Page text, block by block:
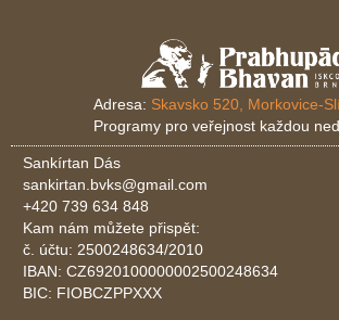
Adresa: Skavsko 520, Morkovice-
Programy pro veřejnost každou
Sankírtan Dás
sankirtan.bvks@gmail.com
+420 739 634 848
Kam nám můžete přispět:
č. účtu: 2500248634/2010
IBAN: CZ6920100000002500248634
BIC: FIOBCZPPXXX